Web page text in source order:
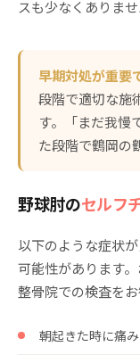
スも少なくありませ
早期対処が重要
段階で適切な施
す。「まだ我慢
た段階で鶴岡の
野球肘のセルフ
以下のような症状
可能性があります
整骨院での検査をお
朝起きた時に痛